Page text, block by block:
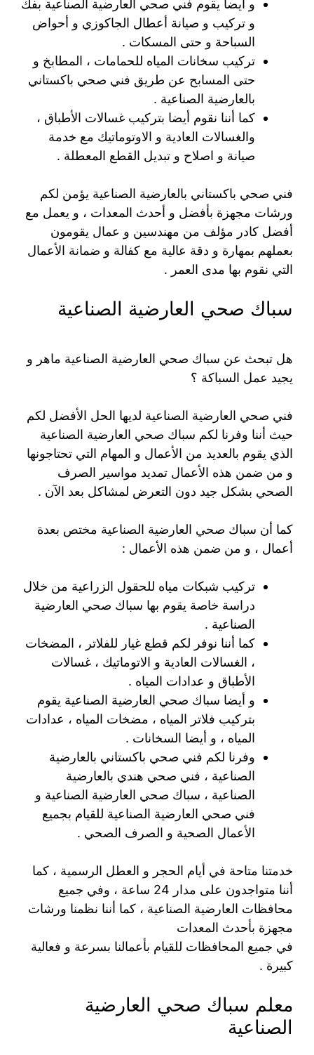
و أيضا يقوم فني صحي العارضية الصناعية بفك
و تركيب و صيانة أعطال الجاكوزي و أحواض
السباحة و حتى المسكات .
تركيب سخانات المياه للحمامات ، المطابخ و
حتى المسابح عن طريق فني صحي باكستاني
بالعارضية الصناعية .
كما أننا نقوم أيضا بتركيب غسالات الأطباق ،
والغسالات العادية و الاوتوماتيك مع خدمة
صيانة و اصلاح و تبديل القطع المعطلة .
فني صحي باكستاني بالعارضية الصناعية يؤمن لكم
ورشات مجهزة بأفضل و أحدث المعدات ، و يعمل مع
أفضل كادر مؤلف من مهندسين و عمال يقومون
بعملهم بمهارة و دقة عالية مع كفالة و ضمانة الأعمال
التي نقوم بها مدى العمر .
سباك صحي العارضية الصناعية
هل تبحث عن سباك صحي العارضية الصناعية ماهر و
يجيد عمل السباكة ؟
فني صحي العارضية الصناعية لديها الحل الأفضل لكم
حيث أننا وفرنا لكم سباك صحي العارضية الصناعية
الذي يقوم بالعديد من الأعمال و المهام التي تحتاجونها
و من ضمن هذه الأعمال تمديد مواسير الصرف
الصحي بشكل جيد دون التعرض لمشاكل بعد الآن .
كما أن سباك صحي العارضية الصناعية مختص بعدة
أعمال ، و من ضمن هذه الأعمال :
تركيب شبكات مياه للحقول الزراعية من خلال
دراسة خاصة يقوم بها سباك صحي العارضية
الصناعية .
كما أننا نوفر لكم قطع غيار للفلاتر ، المضخات
، الغسالات العادية و الاتوماتيك ، غسالات
الأطباق و عدادات المياه .
و أيضا سباك صحي العارضية الصناعية يقوم
بتركيب فلاتر المياه ، مضخات المياه ، عدادات
المياه ، و أيضا السخانات .
وفرنا لكم فني صحي باكستاني بالعارضية
الصناعية ، فني صحي هندي بالعارضية
الصناعية ، سباك صحي العارضية الصناعية و
فني صحي العارضية الصناعية للقيام بجميع
الأعمال الصحية و الصرف الصحي .
خدمتنا متاحة في أيام الحجر و العطل الرسمية ، كما
أننا متواجدون على مدار 24 ساعة ، وفي جميع
محافظات العارضية الصناعية ، كما أننا نظمنا ورشات
مجهزة بأحدث المعدات
في جميع المحافظات للقيام بأعمالنا بسرعة و فعالية
كبيرة .
معلم سباك صحي العارضية
الصناعية